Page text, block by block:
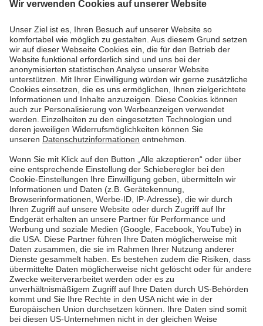
Mehr lesen
Mehr lesen
Erste Seite
Vorherige3 4 5 6
Letzte Seite
Pfalzwerke
Über uns & Autoren
Datenschutz
Impressum